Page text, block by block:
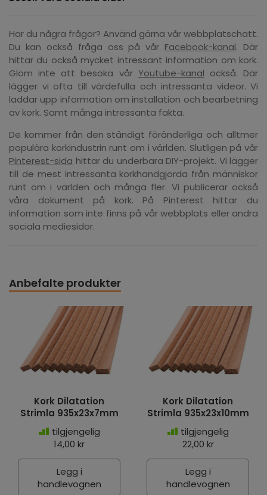
Har du några frågor? Använd gärna vår webbplatschatt.
Du kan också fråga oss på vår Facebook-kanal. Där
hittar du också mycket intressant information om kork.
Glöm inte att besöka vår Youtube-kanal också. Där
lägger vi ofta till värdefulla och intressanta videor. Vi
laddar upp information om installation och bearbetning
av kork. Samt många intressanta fakta.
De kommer från den ständigt föränderliga och alltmer
populära korkindustrin runt om i världen. Slutligen på vår
Pinterest-sida hittar du underbara DIY-projekt. Vi lägger
till de mest intressanta korkhandgjorda från människor
runt om i världen och många fler. Vi publicerar också
våra dokument på kork. På Pinterest hittar du
information som inte finns på vår webbplats eller andra
sociala mediesidor.
Anbefalte produkter
Kork Dilatation
Strimla 935x23x7mm
tilgjengelig
14,00 kr
Legg i
handlevognen
Kork Dilatation
Strimla 935x23x10mm
tilgjengelig
22,00 kr
Legg i
handlevognen